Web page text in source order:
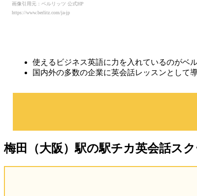
画像引用元：ベルリッツ 公式HP
https://www.berlitz.com/ja-jp
使えるビジネス英語に力を入れているのがベ
国内外の多数の企業に英会話レッスンとして
梅田（大阪）駅の駅チカ英会話ス